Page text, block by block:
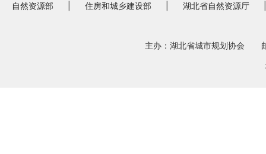
自然资源部 住房和城乡建设部 湖北省自然资源厅
主办：湖北省城市规划协会